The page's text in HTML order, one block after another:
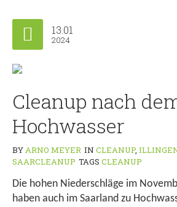
13.01
2024
Cleanup nach
Hochwasser
BYARNO MEYER IN CLEANUP,
SAARCLEANUP TAGS CLEANUP
Die hohen Niederschläge im
haben auch im Saarland zu